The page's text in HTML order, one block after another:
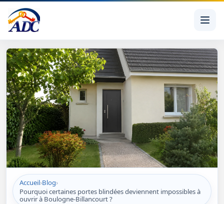
Accueil›Blog›
Pourquoi certaines portes blindées deviennent impossibles à
ouvrir à Boulogne-Billancourt ?